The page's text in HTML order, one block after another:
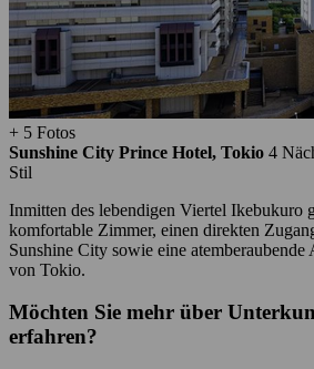
+ 5 Fotos
Sunshine City Prince Hotel, Tokio 4
Stil
Inmitten des lebendigen Viertel Ikebukuro
komfortable Zimmer, einen direkten
Sunshine City sowie eine
von Tokio.
Möchten Sie mehr über
erfahren?